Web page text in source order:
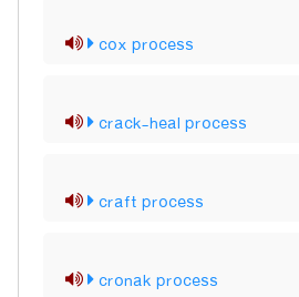
cox process
crack-heal process
craft process
cronak process